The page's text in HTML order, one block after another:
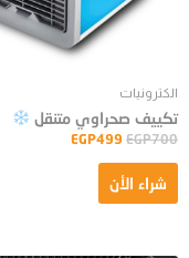
الكترونيات
تكييف صحراوي متنقل
EGP700
EGP499
شراء الأن